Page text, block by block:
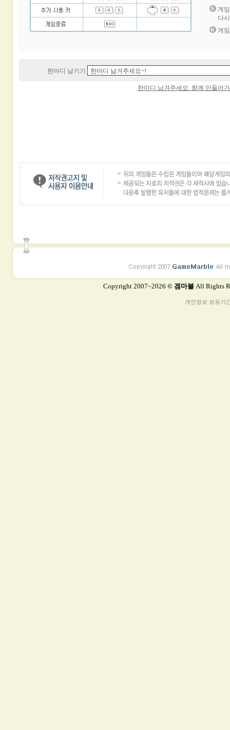
게
다
게
한마디 남기기
한마디 남겨주세요. 함께 만들어
Copyright 2007~2026 © 겜마블 All Rights
개인정보 보유기